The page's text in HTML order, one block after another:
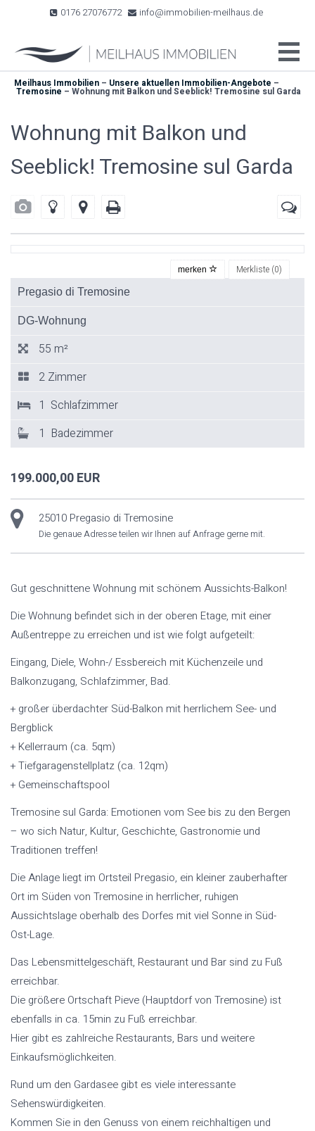
0176 27076772 info@immobilien-meilhaus.de
Meilhaus Immobilien – Unsere aktuellen Immobilien-Angebote –
Tremosine – Wohnung mit Balkon und Seeblick! Tremosine sul Garda
Wohnung mit Balkon und
Seeblick! Tremosine sul Garda
Merkliste (0)
merken
Pregasio di Tremosine
DG-Wohnung
55 m²
2 Zimmer
1 Schlafzimmer
1 Badezimmer
199.000,00 EUR
25010 Pregasio di Tremosine
Die genaue Adresse teilen wir Ihnen auf Anfrage gerne mit.
Gut geschnittene Wohnung mit schönem Aussichts-Balkon!
Die Wohnung befindet sich in der oberen Etage, mit einer
Außentreppe zu erreichen und ist wie folgt aufgeteilt:
Eingang, Diele, Wohn-/ Essbereich mit Küchenzeile und
Balkonzugang, Schlafzimmer, Bad.
+ großer überdachter Süd-Balkon mit herrlichem See- und
Bergblick
+ Kellerraum (ca. 5qm)
+ Tiefgaragenstellplatz (ca. 12qm)
+ Gemeinschaftspool
Tremosine sul Garda: Emotionen vom See bis zu den Bergen
– wo sich Natur, Kultur, Geschichte, Gastronomie und
Traditionen treffen!
Die Anlage liegt im Ortsteil Pregasio, ein kleiner zauberhafter
Ort im Süden von Tremosine in herrlicher, ruhigen
Aussichtslage oberhalb des Dorfes mit viel Sonne in Süd-
Ost-Lage.
Das Lebensmittelgeschäft, Restaurant und Bar sind zu Fuß
erreichbar.
Die größere Ortschaft Pieve (Hauptdorf von Tremosine) ist
ebenfalls in ca. 15min zu Fuß erreichbar.
Hier gibt es zahlreiche Restaurants, Bars und weitere
Einkaufsmöglichkeiten.
Rund um den Gardasee gibt es viele interessante
Sehenswürdigkeiten.
Kommen Sie in den Genuss von einem reichhaltigen und